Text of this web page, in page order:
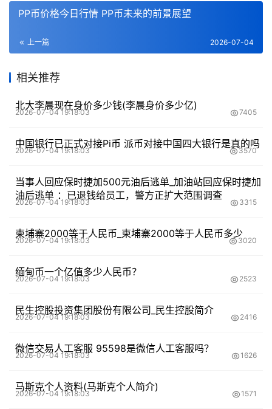
PP币价格今日行情 PP币未来的前景展望
上一篇 2026-07-04
相关推荐
北大李晨现在身价多少钱(李晨身价多少亿)
2026-07-04 19:18:03 7405
中国银行已正式对接Pi币 派币对接中国四大银行是真的吗
2026-07-04 19:18:03 3570
当事人回应保时捷加500元油后逃单_加油站回应保时捷加
油后逃单 ：已退钱给员工，警方正扩大范围调查
2026-07-04 19:18:03 3315
柬埔寨2000等于人民币_柬埔寨2000等于人民币多少
2026-07-04 19:18:03 3020
缅甸币一个亿值多少人民币？
2026-07-04 19:18:03 2523
民生控股投资集团股份有限公司_民生控股简介
2026-07-04 19:18:03 2416
微信交易人工客服 95598是微信人工客服吗？
2026-07-04 19:18:03 1626
马斯克个人资料(马斯克个人简介)
2026-07-04 19:18:03 1571